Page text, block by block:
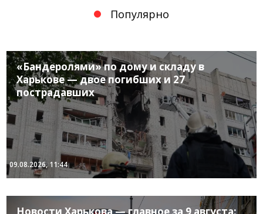
Популярно
«Бандеролями» по дому и складу в
Харькове — двое погибших и 27
пострадавших
09.08.2026, 11:44